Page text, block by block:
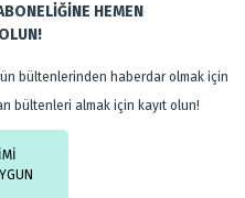
HEMEN
bültenlerinden haberdar olmak için
bültenleri almak için kayıt olun!